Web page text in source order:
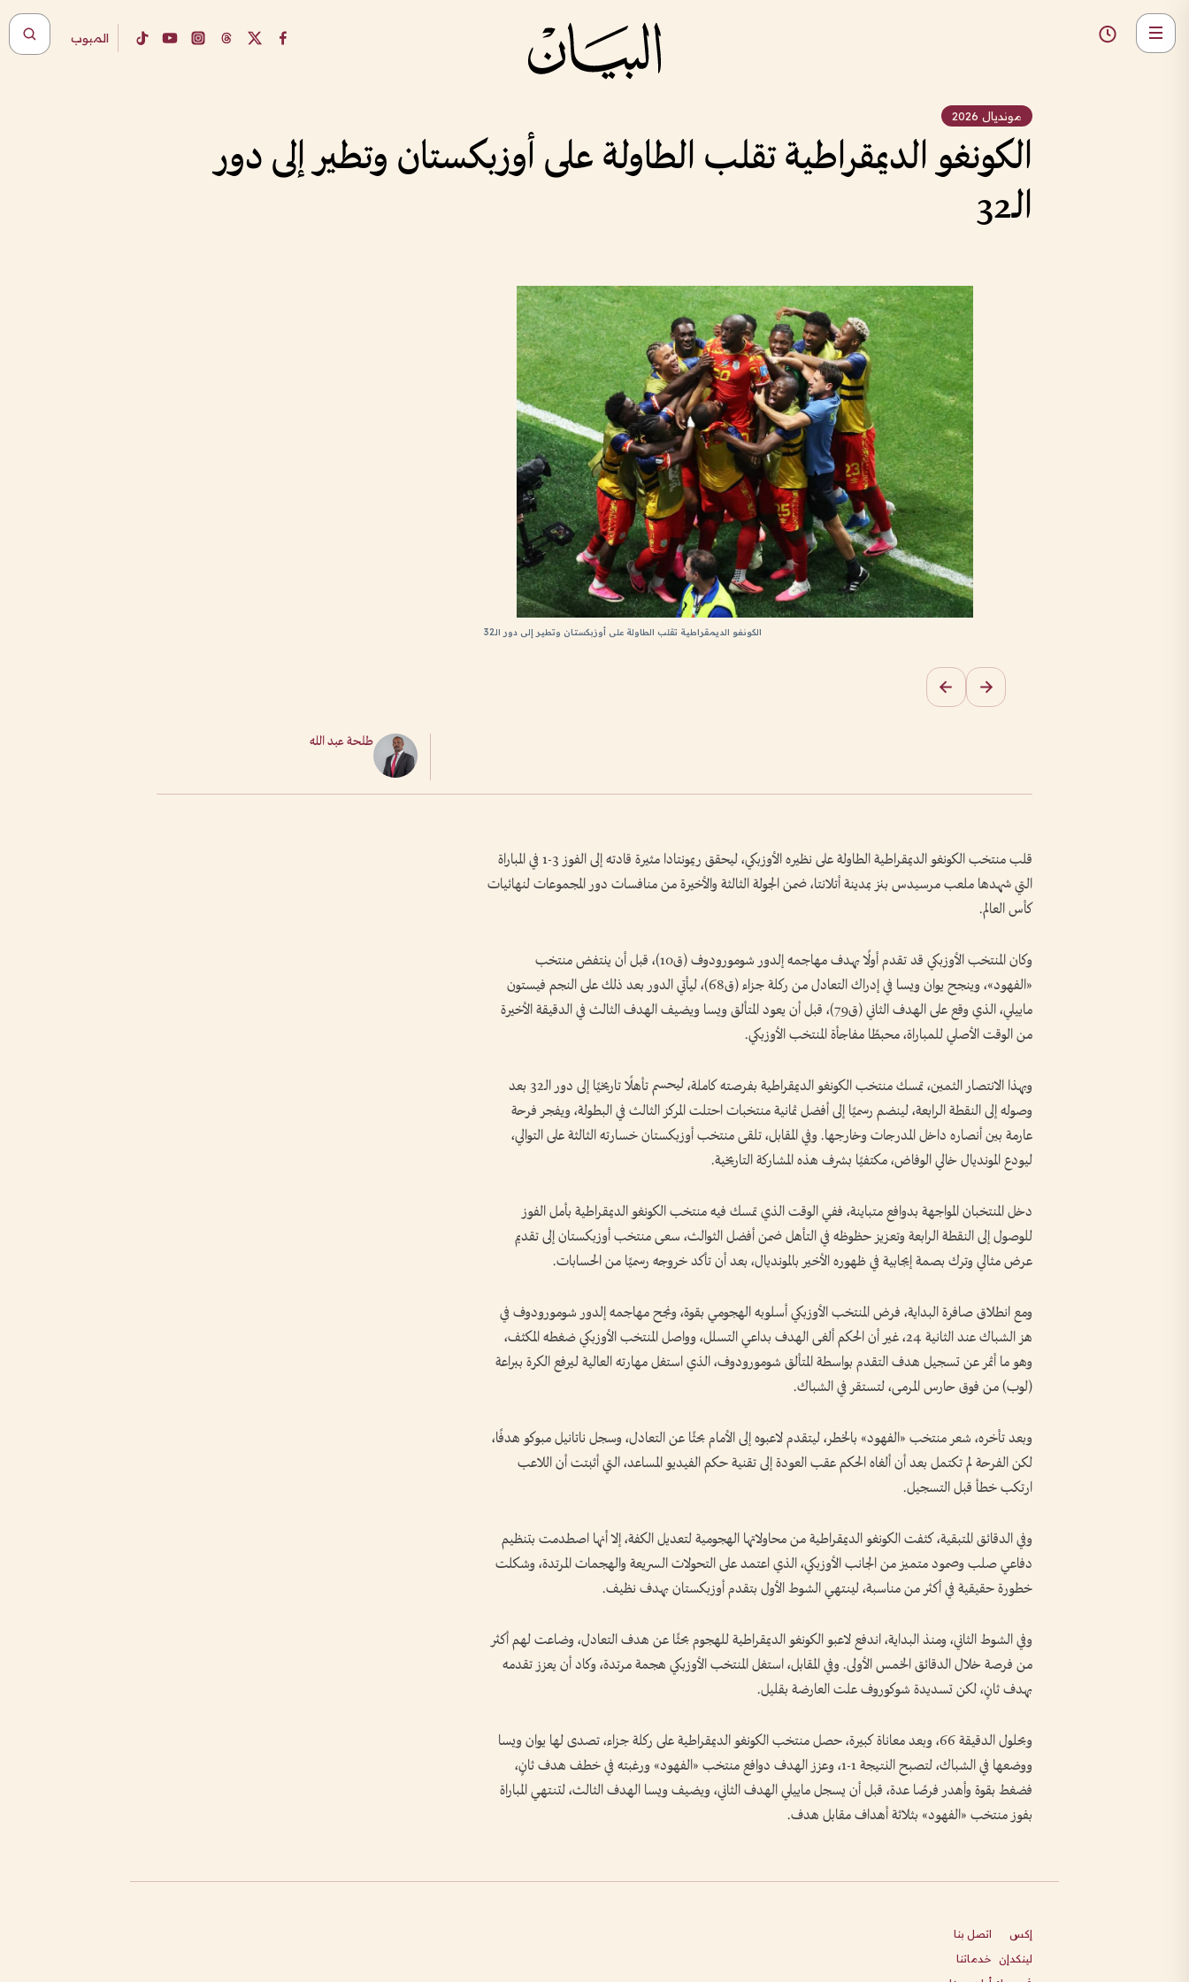
المبوب
مونديال 2026
الكونغو الديمقراطية تقلب الطاولة على أوزبكستان وتطير إلى دور
الـ32
الكونغو الديمقراطية تقلب الطاولة على أوزبكستان وتطير إلى دور الـ32
طلحة عبد الله
قلب منتخب الكونغو الديمقراطية الطاولة على نظيره الأوزبكي، ليحقق ريمونتادا مثيرة قادته إلى الفوز 3-1 في المباراة
التي شهدها ملعب مرسيدس بنز بمدينة أتلانتا، ضمن الجولة الثالثة والأخيرة من منافسات دور المجموعات لنهائيات
كأس العالم.
وكان المنتخب الأوزبكي قد تقدم أولًا بهدف مهاجمه إلدور شومورودوف (ق10)، قبل أن ينتفض منتخب
«الفهود»، وينجح يوان ويسا في إدراك التعادل من ركلة جزاء (ق68)، ليأتي الدور بعد ذلك على النجم فيستون
ماييلي، الذي وقع على الهدف الثاني (ق79)، قبل أن يعود المتألق ويسا ويضيف الهدف الثالث في الدقيقة الأخيرة
من الوقت الأصلي للمباراة، محبطًا مفاجأة المنتخب الأوزبكي.
وبهذا الانتصار الثمين، تمسك منتخب الكونغو الديمقراطية بفرصته كاملة، ليحسم تأهلًا تاريخيًا إلى دور الـ32 بعد
وصوله إلى النقطة الرابعة، لينضم رسميًا إلى أفضل ثمانية منتخبات احتلت المركز الثالث في البطولة، ويفجر فرحة
عارمة بين أنصاره داخل المدرجات وخارجها. وفي المقابل، تلقى منتخب أوزبكستان خسارته الثالثة على التوالي،
ليودع المونديال خالي الوفاض، مكتفيًا بشرف هذه المشاركة التاريخية.
دخل المنتخبان المواجهة بدوافع متباينة، ففي الوقت الذي تمسك فيه منتخب الكونغو الديمقراطية بأمل الفوز
للوصول إلى النقطة الرابعة وتعزيز حظوظه في التأهل ضمن أفضل الثوالث، سعى منتخب أوزبكستان إلى تقديم
عرض مثالي وترك بصمة إيجابية في ظهوره الأخير بالمونديال، بعد أن تأكد خروجه رسميًا من الحسابات.
ومع انطلاق صافرة البداية، فرض المنتخب الأوزبكي أسلوبه الهجومي بقوة، ونجح مهاجمه إلدور شومورودوف في
هز الشباك عند الثانية 24، غير أن الحكم ألغى الهدف بداعي التسلل، وواصل المنتخب الأوزبكي ضغطه المكثف،
وهو ما أثمر عن تسجيل هدف التقدم بواسطة المتألق شومورودوف، الذي استغل مهارته العالية ليرفع الكرة ببراعة
(لوب) من فوق حارس المرمى، لتستقر في الشباك.
وبعد تأخره، شعر منتخب «الفهود» بالخطر، ليتقدم لاعبوه إلى الأمام بحثًا عن التعادل، وسجل ناتانيل مبوكو هدفًا،
لكن الفرحة لم تكتمل بعد أن ألغاه الحكم عقب العودة إلى تقنية حكم الفيديو المساعد، التي أثبتت أن اللاعب
ارتكب خطأ قبل التسجيل.
وفي الدقائق المتبقية، كثفت الكونغو الديمقراطية من محاولاتها الهجومية لتعديل الكفة، إلا أنها اصطدمت بتنظيم
دفاعي صلب وصمود متميز من الجانب الأوزبكي، الذي اعتمد على التحولات السريعة والهجمات المرتدة، وشكلت
خطورة حقيقية في أكثر من مناسبة، لينتهي الشوط الأول بتقدم أوزبكستان بهدف نظيف.
وفي الشوط الثاني، ومنذ البداية، اندفع لاعبو الكونغو الديمقراطية للهجوم بحثًا عن هدف التعادل، وضاعت لهم أكثر
من فرصة خلال الدقائق الخمس الأولى. وفي المقابل، استغل المنتخب الأوزبكي هجمة مرتدة، وكاد أن يعزز تقدمه
بهدف ثانٍ، لكن تسديدة شوكوروف علت العارضة بقليل.
وبحلول الدقيقة 66، وبعد معاناة كبيرة، حصل منتخب الكونغو الديمقراطية على ركلة جزاء، تصدى لها يوان ويسا
ووضعها في الشباك، لتصبح النتيجة 1-1، وعزز الهدف دوافع منتخب «الفهود» ورغبته في خطف هدف ثانٍ،
فضغط بقوة وأهدر فرصًا عدة، قبل أن يسجل ماييلي الهدف الثاني، ويضيف ويسا الهدف الثالث، لتنتهي المباراة
بفوز منتخب «الفهود» بثلاثة أهداف مقابل هدف.
إكس
لينكدإن
اتصل بنا
خدماتنا